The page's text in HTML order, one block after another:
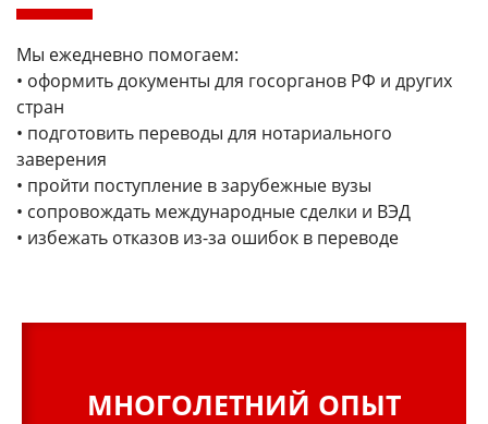
Мы ежедневно помогаем:
• оформить документы для госорганов РФ и других
стран
• подготовить переводы для нотариального
заверения
• пройти поступление в зарубежные вузы
• сопровождать международные сделки и ВЭД
• избежать отказов из-за ошибок в переводе
МНОГОЛЕТНИЙ ОПЫТ